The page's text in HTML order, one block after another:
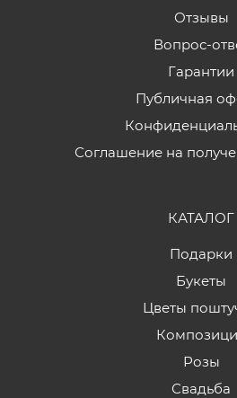
Отзывы
Вопрос-
Гарантии
Публичная
Соглашение на
КАТАЛОГ
Подарки
Букеты
Цветы
Розы
Свадьба